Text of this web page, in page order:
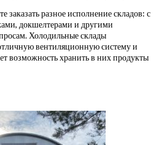
разное исполнение складов: с
докшелтерами и другими
Холодильные склады
вентиляционную систему и
возможность хранить в них продукты